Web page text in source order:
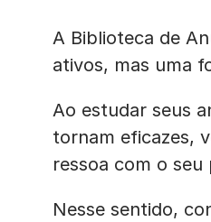
A Biblioteca de
ativos, mas uma
Ao estudar seus
tornam eficazes,
ressoa com o
Nesse sentido,